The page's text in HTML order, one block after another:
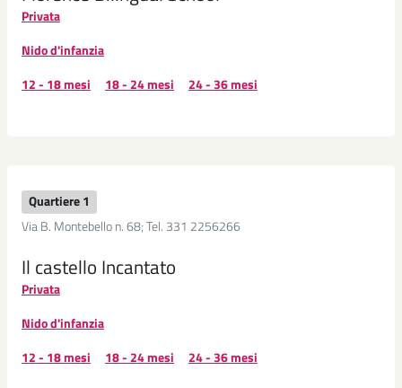
Privata
Nido d'infanzia
12 - 18 mesi
18 - 24 mesi 24 - 36 mesi
Quartiere 1
Via B. Montebello n. 68; Tel. 331 2256266
Il castello Incantato
Privata
Nido d'infanzia
12 - 18 mesi
18 - 24 mesi 24 - 36 mesi